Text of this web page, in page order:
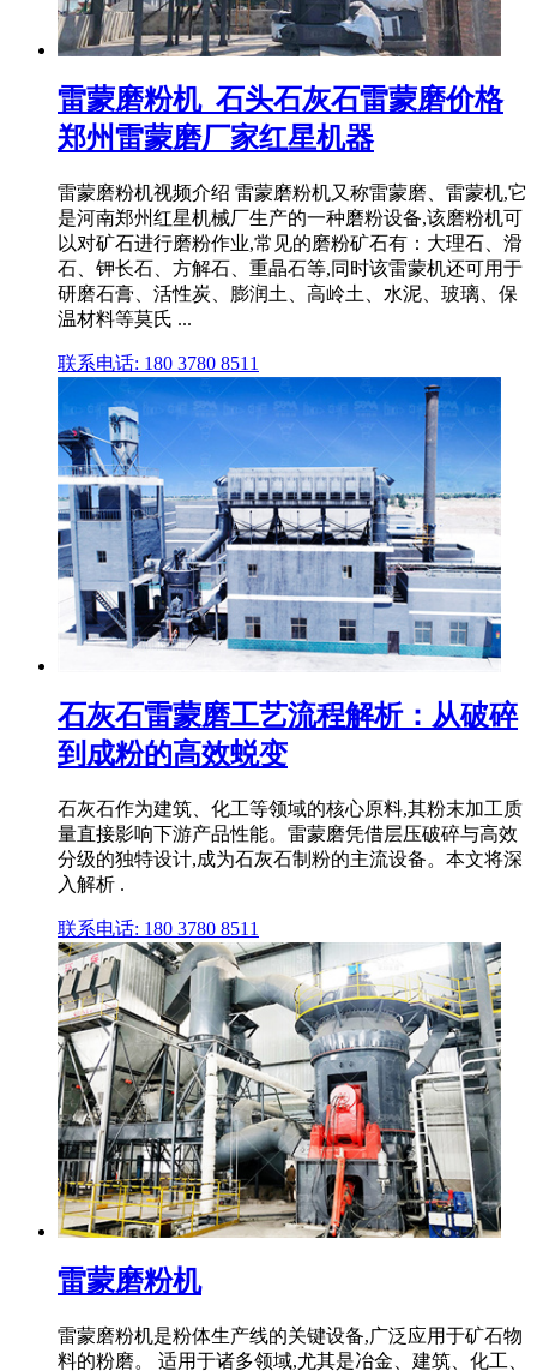
雷蒙磨粉机_石头石灰石雷蒙磨价格
郑州雷蒙磨厂家红星机器
雷蒙磨粉机视频介绍 雷蒙磨粉机又称雷蒙磨、雷蒙机,它
是河南郑州红星机械厂生产的一种磨粉设备,该磨粉机可
以对矿石进行磨粉作业,常见的磨粉矿石有：大理石、滑
石、钾长石、方解石、重晶石等,同时该雷蒙机还可用于
研磨石膏、活性炭、膨润土、高岭土、水泥、玻璃、保
温材料等莫氏 ...
联系电话: 180 3780 8511
石灰石雷蒙磨工艺流程解析：从破碎
到成粉的高效蜕变
石灰石作为建筑、化工等领域的核心原料,其粉末加工质
量直接影响下游产品性能。雷蒙磨凭借层压破碎与高效
分级的独特设计,成为石灰石制粉的主流设备。本文将深
入解析 .
联系电话: 180 3780 8511
雷蒙磨粉机
雷蒙磨粉机是粉体生产线的关键设备,广泛应用于矿石物
料的粉磨。 适用于诸多领域,尤其是冶金、建筑、化工、